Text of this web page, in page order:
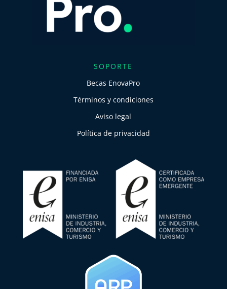
SOPORTE
Becas EnovaPro
Términos y condiciones
Aviso legal
Política de privacidad